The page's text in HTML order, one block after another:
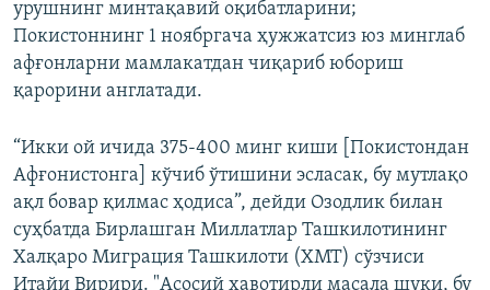
урушнинг минтақавий оқибатларини;
Покистоннинг 1 ноябргача ҳужжатсиз юз минглаб
афғонларни мамлакатдан чиқариб юбориш
қарорини англатади.
“Икки ой ичида 375-400 минг киши [Покистондан
Афғонистонга] кўчиб ўтишини эсласак, бу мутлақо
ақл бовар қилмас ҳодиса”, дейди Озодлик билан
суҳбатда Бирлашган Миллатлар Ташкилотининг
Халқаро Миграция Ташкилоти (ХМТ) сўзчиси
Итайи Вирири. "Асосий хавотирли масала шуки, бу